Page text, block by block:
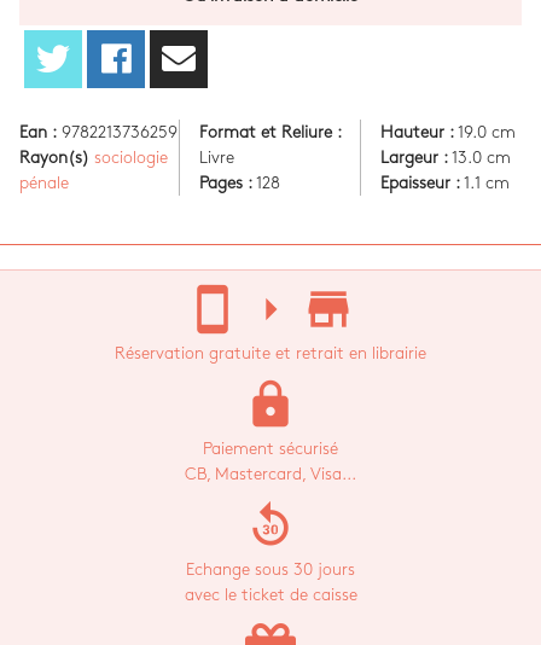
Ean : 9782213736259
Rayon(s) sociologie
pénale
Format et Reliure :
Livre
Pages : 128
Hauteur :19.0 cm
Largeur :13.0 cm
Epaisseur :1.1 cm
stay_current_portrait arrow_right store_mall_directory
Réservation gratuite et retrait en librairie
lock
Paiement sécurisé
CB, Mastercard, Visa...
replay_30
Echange sous 30 jours
avec le ticket de caisse